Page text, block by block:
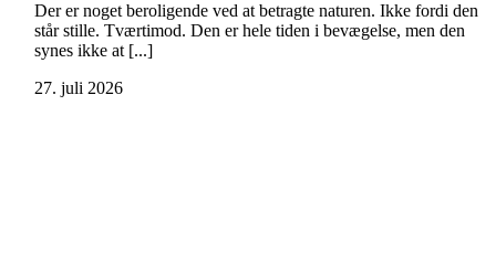
Der er noget beroligende ved at betragte naturen. Ikke fordi den
står stille. Tværtimod. Den er hele tiden i bevægelse, men den
synes ikke at [...]
27. juli 2026